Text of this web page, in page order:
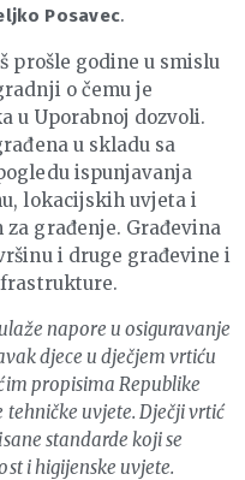
Posavec.
prošle godine u smislu
o čemu je
u Uporabnoj dozvoli.
u skladu sa
ispunjavanja
lokacijskih uvjeta i
građenje. Građevina
i druge građevine i
napore u osiguravanje
djece u dječjem vrtiću
propisima Republike
uvjete. Dječji vrtić
standarde koji se
i higijenske uvjete.